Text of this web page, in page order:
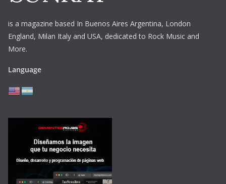
is a magazine based In Buenos Aires Argentina, London
England, Milan Italy and USA, dedicated to Rock Music and
More.
Language